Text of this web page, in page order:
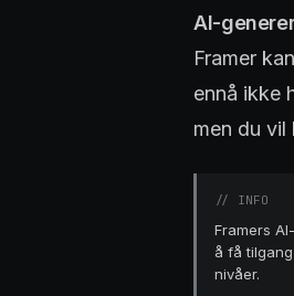
AI-
Framer
ennå ikke
men du
// INFO
Framers
å få
nivåer.